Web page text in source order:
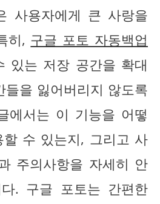
사용자에게 큰 사랑을
히, 구글 포토 자동백업
있는 저장 공간을 확대
들을 잃어버리지 않도록
에서는 이 기능을 어떻
수 있는지, 그리고 사
주의사항을 자세히 안
. 구글 포토는 간편한